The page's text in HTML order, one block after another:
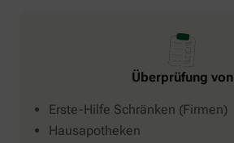
Überprüfung von
Erste-Hilfe Schränken (Firmen)
Hausapotheken